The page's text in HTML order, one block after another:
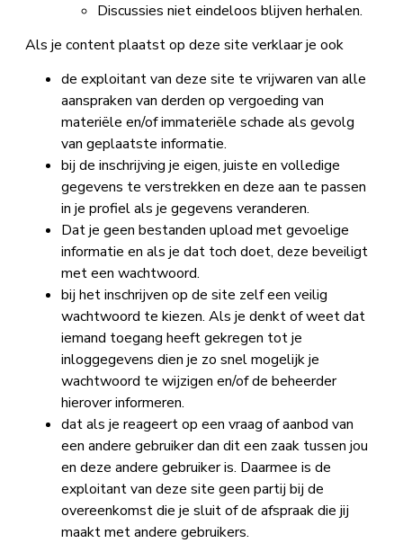
Discussies niet eindeloos blijven herhalen.
Als je content plaatst op deze site verklaar je ook
de exploitant van deze site te vrijwaren van alle
aanspraken van derden op vergoeding van
materiële en/of immateriële schade als gevolg
van geplaatste informatie.
bij de inschrijving je eigen, juiste en volledige
gegevens te verstrekken en deze aan te passen
in je profiel als je gegevens veranderen.
Dat je geen bestanden upload met gevoelige
informatie en als je dat toch doet, deze beveiligt
met een wachtwoord.
bij het inschrijven op de site zelf een veilig
wachtwoord te kiezen. Als je denkt of weet dat
iemand toegang heeft gekregen tot je
inloggegevens dien je zo snel mogelijk je
wachtwoord te wijzigen en/of de beheerder
hierover informeren.
dat als je reageert op een vraag of aanbod van
een andere gebruiker dan dit een zaak tussen jou
en deze andere gebruiker is. Daarmee is de
exploitant van deze site geen partij bij de
overeenkomst die je sluit of de afspraak die jij
maakt met andere gebruikers.